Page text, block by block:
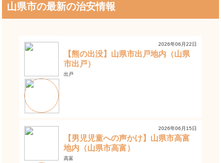
山県市の最新の治安情報
2026年06月22日
【熊の出没】山県市出戸地内（山県
市出戸）
出戸
2026年06月15日
【男児児童への声かけ】山県市高富
地内（山県市高富）
高富